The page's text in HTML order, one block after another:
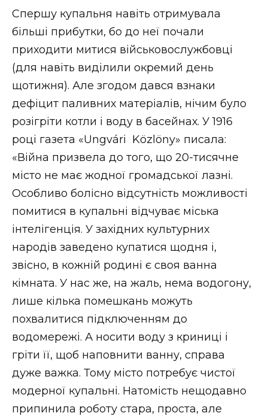
Спершу купальня навіть отримувала
більші прибутки, бо до неї почали
приходити митися військовослужбовці
(для навіть виділили окремий день
щотижня). Але згодом дався взнаки
дефіцит паливних матеріалів, нічим було
розігріти котли і воду в басейнах. У 1916
році газета «Ungvári Közlöny» писала:
«Війна призвела до того, що 20-тисячне
місто не має жодної громадської лазні.
Особливо болісно відсутність можливості
помитися в купальні відчуває міська
інтелігенція. У західних культурних
народів заведено купатися щодня і,
звісно, в кожній родині є своя ванна
кімната. У нас же, на жаль, нема водогону,
лише кілька помешкань можуть
похвалитися підключенням до
водомережі. А носити воду з криниці і
гріти її, щоб наповнити ванну, справа
дуже важка. Тому місто потребує чистої
модерної купальні. Натомість нещодавно
припинила роботу стара, проста, але